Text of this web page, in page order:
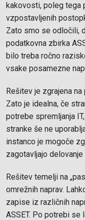
kakovosti, poleg tega
vzpostavljenih
Zato smo se odločili,
podatkovna zbirka
bilo treba ročno
vsake posamezne
Rešitev je zgrajena
Zato je idealna, če
potrebe spremljanja
stranke še ne
instanco je mogoče
zagotavljajo
Rešitev temelji na
omrežnih naprav.
zapise iz različnih
ASSET. Po potrebi se